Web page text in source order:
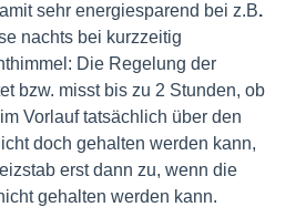
sehr energiesparend bei z.B.
nachts bei kurzzeitig
Die Regelung der
bzw. misst bis zu 2 Stunden, ob
Vorlauf tatsächlich über den
doch gehalten werden kann,
erst dann zu, wenn die
gehalten werden kann.